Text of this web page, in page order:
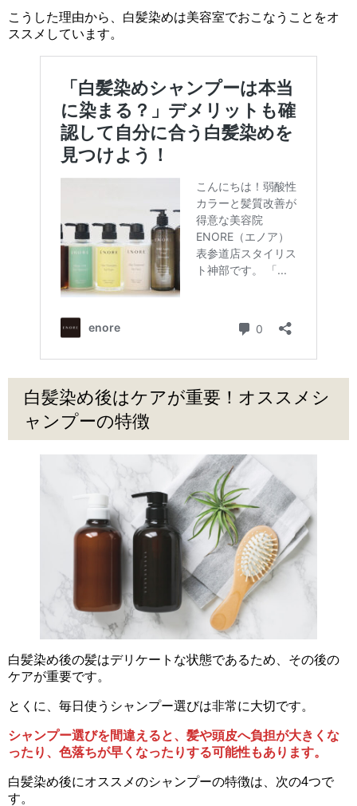
こうした理由から、白髪染めは美容室でおこなうことをオ
ススメしています。
白髪染め後はケアが重要！オススメシ
ャンプーの特徴
白髪染め後の髪はデリケートな状態であるため、その後の
ケアが重要です。
とくに、毎日使うシャンプー選びは非常に大切です。
シャンプー選びを間違えると、髪や頭皮へ負担が大きくな
ったり、色落ちが早くなったりする可能性もあります。
白髪染め後にオススメのシャンプーの特徴は、次の4つで
す。